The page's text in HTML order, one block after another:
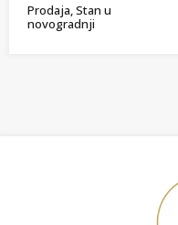
Prodaja, Stan u
novogradnji